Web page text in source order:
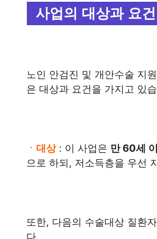
사업의 대상과 요건
노인 안검진 및 개안수술 지
은 대상과 요건을 가지고 있
ㆍ 대상: 이 사업은 만 60세
으로 하되, 저소득층을 우선
또한, 다음의 수술대상 질환
다.